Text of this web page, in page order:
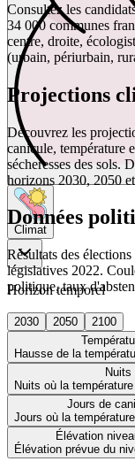
Climat
Horizon temporel
2030 2050
2100
Hausse de la
Nuits
Nuits où la
Jours de
Jours où la
Élévation
Élévation prévue du
Consultez les
34 000 communes
centre, droite,
(urbain, périurbain,
Projections
Découvrez les
canicule, température
sécheresses des sols.
horizons 2030, 2050
Données
Résultats des
législatives 2022.
politique, taux